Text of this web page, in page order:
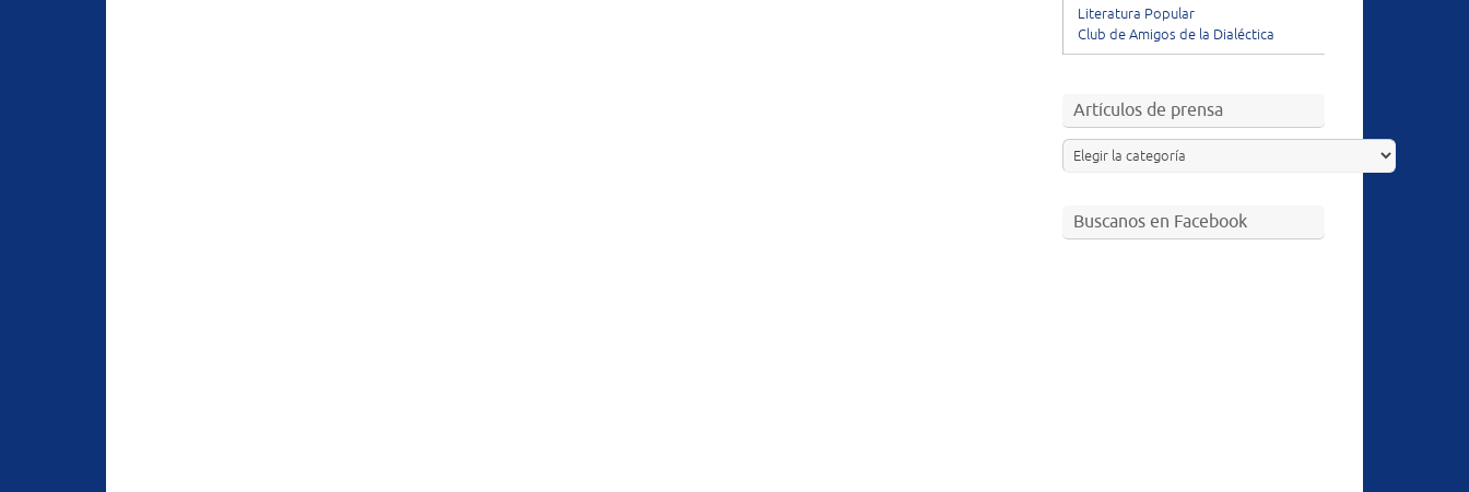
Literatura Popular
Club de Amigos de la Dialéctica
Artículos de prensa
Buscanos en Facebook